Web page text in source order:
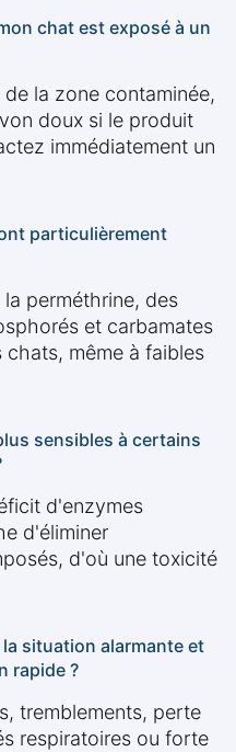
chat est exposé à un
la zone contaminée,
doux si le produit
immédiatement un
particulièrement
perméthrine, des
et carbamates
même à faibles
sensibles à certains
d'enzymes
d'éliminer
d'où une toxicité
situation alarmante et
rapide ?
tremblements, perte
respiratoires ou forte